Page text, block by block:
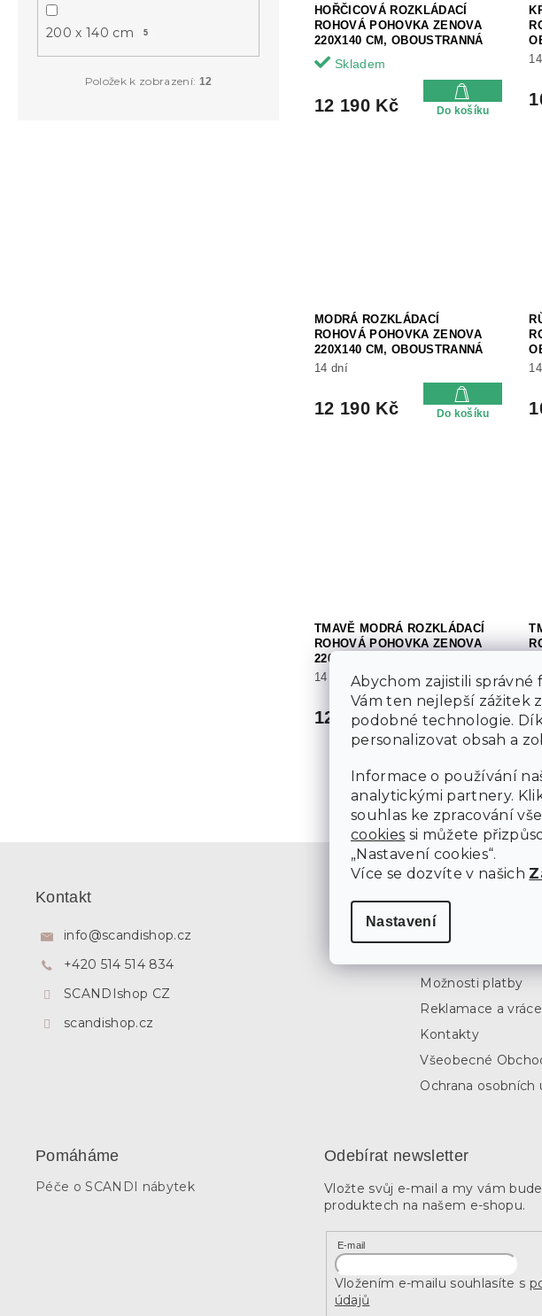
Abychom zajistili
Vám ten nejlepší zážitek
podobné technologie.
personalizovat obsah a
Informace o používání
analytickými partnery.
souhlas ke zpracování
cookies si můžete
„Nastavení cookies“.
Více se dozvíte v našich
Nastavení
200 x 140 cm 5
Položek k zobrazení: 12
HOŘČICOVÁ ROZKLÁDACÍ
ROHOVÁ POHOVKA ZENOVA
220X140 CM, OBOUSTRANNÁ
Skladem
12 190 Kč Do košíku
MODRÁ ROZKLÁDACÍ
ROHOVÁ POHOVKA ZENOVA
220X140 CM, OBOUSTRANNÁ
14 dní
12 190 Kč Do košíku
TMAVĚ MODRÁ ROZKLÁDACÍ
ROHOVÁ POHOVKA ZENOVA
220X140 CM, OBOUSTRANNÁ
14 dní
12 190 Kč Do košíku
Kontakt
info@scandishop.cz
+420 514 514 834
SCANDIshop CZ
scandishop.cz
O nákupu
Sledování
Možnosti platby
Reklamace a
Kontakty
Všeobecné
Ochrana osobních
Pomáháme
Péče o SCANDI nábytek
Odebírat newsletter
Vložte svůj e-mail a my vám
produktech na našem e-shopu.
E-mail
Vložením e-mailu souhlasíte s
údajů